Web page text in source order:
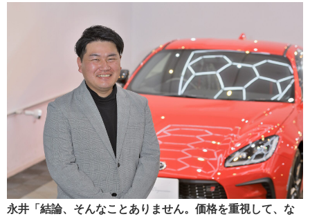
永井「結論、そんなことありません。価格を重視して、な